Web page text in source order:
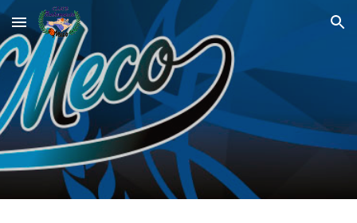
Skip to main content Skip to navigation